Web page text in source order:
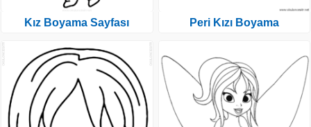
Kız Boyama Sayfası Peri Kızı Boyama